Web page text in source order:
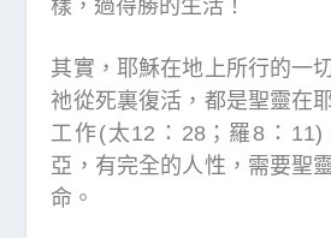
樣，過得勝的生活！
其實，耶穌在地上所行的一
祂從死裏復活，都是聖靈在
工作(太12：28；羅8：11)
亞，有完全的人性，需要聖
命。